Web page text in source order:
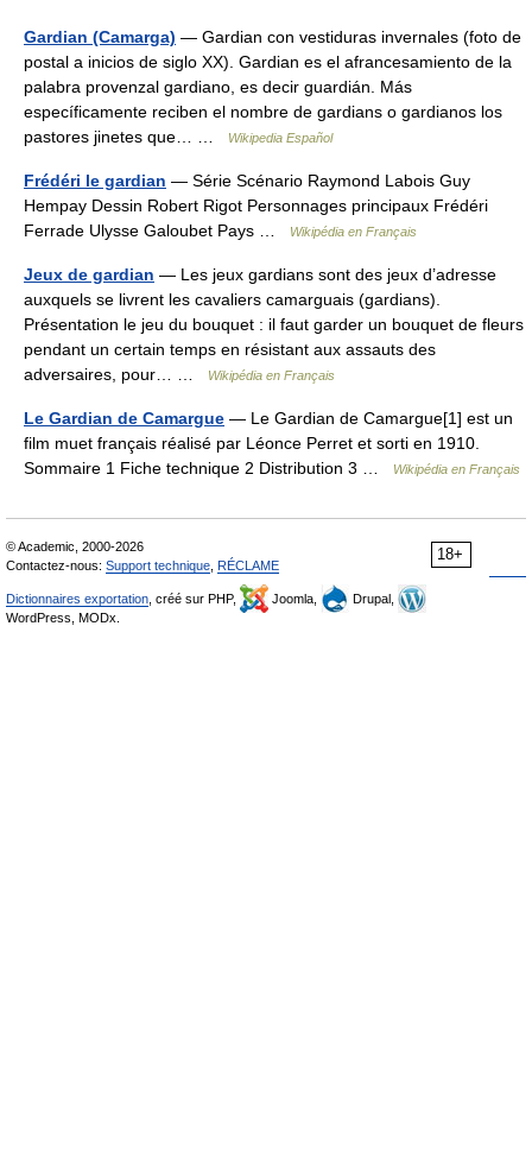
Gardian (Camarga) — Gardian con vestiduras invernales (foto de
postal a inicios de siglo XX). Gardian es el afrancesamiento de la
palabra provenzal gardiano, es decir guardián. Más
específicamente reciben el nombre de gardians o gardianos los
pastores jinetes que… …
Wikipedia Español
Frédéri le gardian — Série Scénario Raymond Labois Guy
Hempay Dessin Robert Rigot Personnages principaux Frédéri
Ferrade Ulysse Galoubet Pays …
Wikipédia en Français
Jeux de gardian — Les jeux gardians sont des jeux d’adresse
auxquels se livrent les cavaliers camarguais (gardians).
Présentation le jeu du bouquet : il faut garder un bouquet de fleurs
pendant un certain temps en résistant aux assauts des
adversaires, pour… …
Wikipédia en Français
Le Gardian de Camargue — Le Gardian de Camargue[1] est un
film muet français réalisé par Léonce Perret et sorti en 1910.
Sommaire 1 Fiche technique 2 Distribution 3 …
Wikipédia en Français
18+
© Academic, 2000-2026
Contactez-nous: Support technique RÉCLAME
Dictionnaires exportation , créé sur PHP, Joomla,
Drupal,
WordPress, MODx.